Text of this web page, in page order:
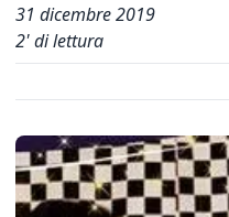
31 dicembre 2019
2' di lettura